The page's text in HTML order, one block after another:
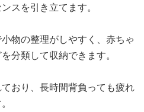
スを引き立てます。
物の整理がしやすく、赤ちゃ
分類して収納できます。
おり、長時間背負っても疲れ